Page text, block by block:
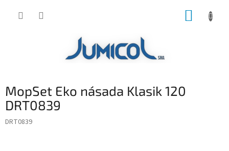
MopSet Eko násada Klasik 120
DRT0839
DRT0839